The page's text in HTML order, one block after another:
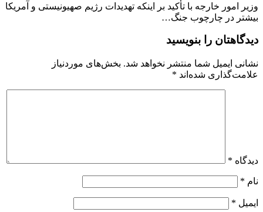
وزیر امور خارجه با تأکید بر اینکه تهدیدات رژیم صهیونیستی و آمریکا
بیشتر در چارچوب جنگ…
دیدگاهتان را بنویسید
نشانی ایمیل شما منتشر نخواهد شد. بخش‌های موردنیاز
علامت‌گذاری شده‌اند *
دیدگاه *
نام *
ایمیل *